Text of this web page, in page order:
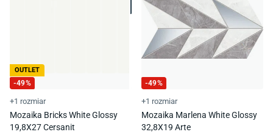
OUTLET
-49%
+1 rozmiar
Mozaika Bricks White Glossy
19,8X27 Cersanit
-49%
+1 rozmiar
Mozaika Marlena White Glossy
32,8X19 Arte